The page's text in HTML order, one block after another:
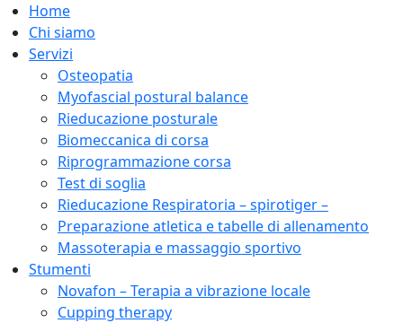
Home
Chi siamo
Servizi
Osteopatia
Myofascial postural balance
Rieducazione posturale
Biomeccanica di corsa
Riprogrammazione corsa
Test di soglia
Rieducazione Respiratoria – spirotiger –
Preparazione atletica e tabelle di allenamento
Massoterapia e massaggio sportivo
Stumenti
Novafon – Terapia a vibrazione locale
Cupping therapy